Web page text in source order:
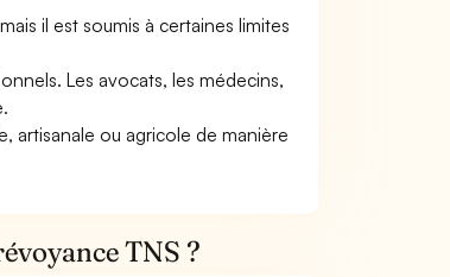
il est soumis à certaines limites
Les avocats, les médecins,
artisanale ou agricole de manière
TNS ?